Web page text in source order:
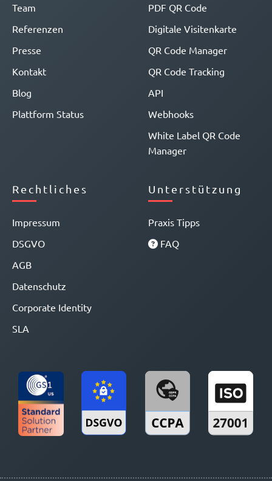
Team
Referenzen
Presse
Kontakt
Blog
Plattform Status
PDF QR Code
Digitale Visitenkarte
QR Code Manager
QR Code Tracking
API
Webhooks
White Label QR Code
Manager
Rechtliches
Impressum
DSGVO
AGB
Datenschutz
Corporate Identity
SLA
Unterstützung
Praxis Tipps
FAQ